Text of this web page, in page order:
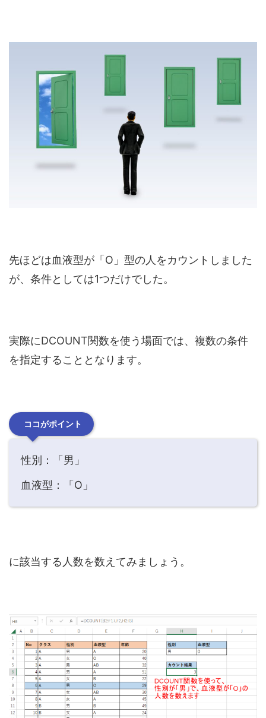
先ほどは血液型が「O」型の人をカウントしました
が、条件としては1つだけでした。
実際にDCOUNT関数を使う場面では、複数の条件
を指定することとなります。
ココがポイント
性別：「男」
血液型：「O」
に該当する人数を数えてみましょう。